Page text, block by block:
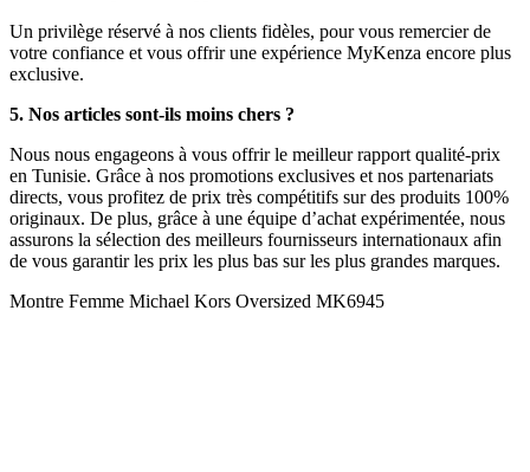
Un privilège réservé à nos clients fidèles, pour vous remercier de
votre confiance et vous offrir une expérience MyKenza encore plus
exclusive.
5. Nos articles sont-ils moins chers ?
Nous nous engageons à vous offrir le meilleur rapport qualité-prix
en Tunisie. Grâce à nos promotions exclusives et nos partenariats
directs, vous profitez de prix très compétitifs sur des produits 100%
originaux. De plus, grâce à une équipe d’achat expérimentée, nous
assurons la sélection des meilleurs fournisseurs internationaux afin
de vous garantir les prix les plus bas sur les plus grandes marques.
Montre Femme Michael Kors Oversized MK6945